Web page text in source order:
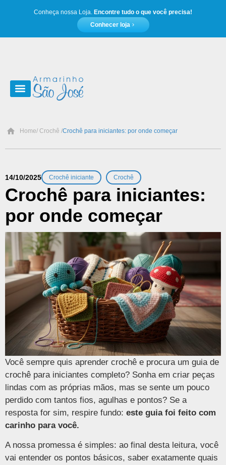
Conheça nossa Loja. Encontre tudo o que você precisa!
Conhecer loja
Home/ Crochê /Crochê para iniciantes: por onde começar
14/10/2025 Crochê iniciante Crochê
Crochê para iniciantes:
por onde começar
Você sempre quis aprender crochê e procura um guia de
crochê para iniciantes completo? Sonha em criar peças
lindas com as próprias mãos, mas se sente um pouco
perdido com tantos fios, agulhas e pontos? Se a
resposta for sim, respire fundo: este guia foi feito com
carinho para você.
A nossa promessa é simples: ao final desta leitura, você
vai entender os pontos básicos, saber exatamente quais